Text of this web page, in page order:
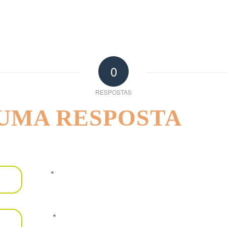
0
RESPOSTAS
RESPOSTA
*
*